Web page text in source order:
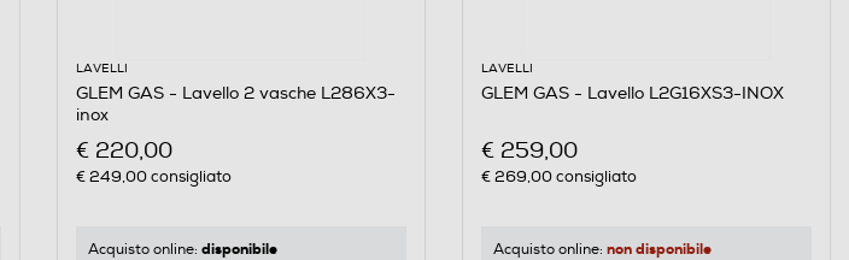
LAVELLI
GLEM GAS - Lavello 2 vasche L286X3-
inox
€ 220,00
€ 249,00consigliato
Acquisto online: disponibile
LAVELLI
GLEM GAS - Lavello L2G16XS3-INOX
€ 259,00
€ 269,00consigliato
Acquisto online: non disponibile